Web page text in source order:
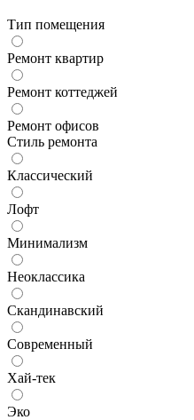
Тип помещения
Ремонт квартир
Ремонт коттеджей
Ремонт офисов
Стиль ремонта
Классический
Лофт
Минимализм
Неоклассика
Скандинавский
Современный
Хай-тек
Эко